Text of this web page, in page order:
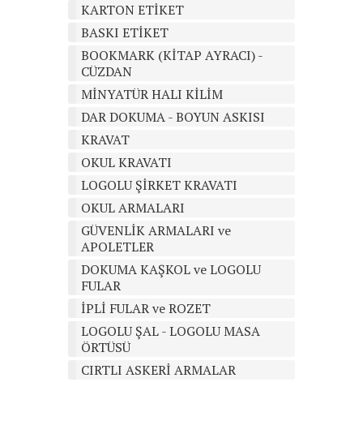
KARTON ETİKET
BASKI ETİKET
BOOKMARK (KİTAP AYRACI) -
CÜZDAN
MİNYATÜR HALI KİLİM
DAR DOKUMA - BOYUN ASKISI
KRAVAT
OKUL KRAVATI
LOGOLU ŞİRKET KRAVATI
OKUL ARMALARI
GÜVENLİK ARMALARI ve
APOLETLER
DOKUMA KAŞKOL ve LOGOLU
FULAR
İPLİ FULAR ve ROZET
LOGOLU ŞAL - LOGOLU MASA
ÖRTÜSÜ
CIRTLI ASKERİ ARMALAR